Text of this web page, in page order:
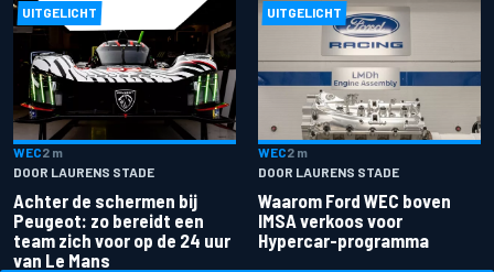
UITGELICHT
WEC2 m
DOOR LAURENS STADE
Achter de schermen bij
Peugeot: zo bereidt een
team zich voor op de 24 uur
van Le Mans
UITGELICHT
WEC2 m
DOOR LAURENS STADE
Waarom Ford WEC boven
IMSA verkoos voor
Hypercar-programma